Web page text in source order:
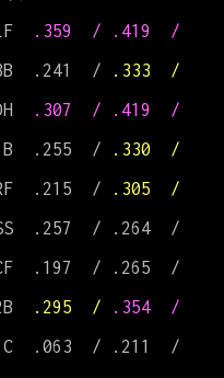
.359  / .419  /
.241  /
.333  /
.307  / .419  /
.255　/
.215  /
　.257  / .264  /
.197  / .265  /
.295  /
.063  / .211  /